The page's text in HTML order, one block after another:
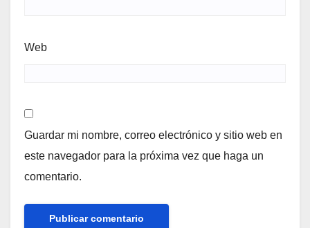
Web
Guardar mi nombre, correo electrónico y sitio web en
este navegador para la próxima vez que haga un
comentario.